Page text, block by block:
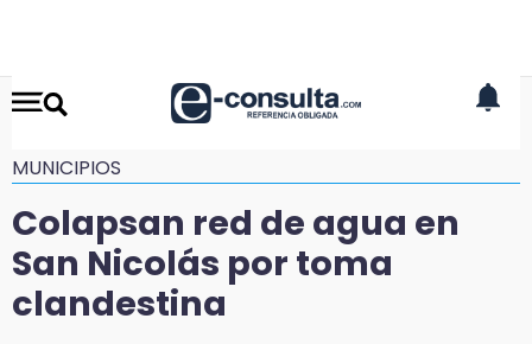
MUNICIPIOS
Colapsan red de agua en
San Nicolás por toma
clandestina